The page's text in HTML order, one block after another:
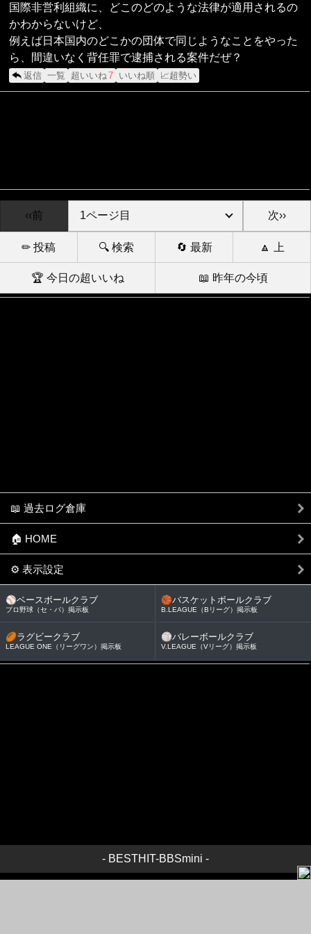
国際非営利組織に、どこのどのような法律が適用されるの
かわからないけど、
例えば日本国内のどこかの団体で同じようなことをやった
ら、間違いなく背任罪で逮捕される案件だぜ？
返信 一覧 超いいね7 いいね順 📈超勢い
‹‹前 次››
✏ 投稿 🔍 検索 🔄 最新 🔼 上
🏆 今日の超いいね 📖 昨年の今頃
📖 過去ログ倉庫
🏠 HOME
⚙️ 表示設定
⚾ベースボールクラブ
プロ野球（セ・パ）掲示板
🏀バスケットボールクラブ
B.LEAGUE（Bリーグ）掲示板
🏉ラグビークラブ
LEAGUE ONE（リーグワン）掲示板
🏐バレーボールクラブ
V.LEAGUE（Vリーグ）掲示板
- BESTHIT-BBSmini -